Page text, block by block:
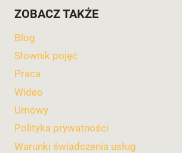
ZOBACZ TAKŻE
Blog
Słownik pojęć
Praca
Wideo
Umowy
Polityka prywatności
Warunki świadczenia usług